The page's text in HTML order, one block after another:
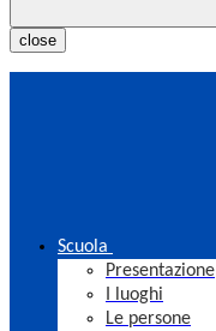
close
Scuola
Presentazione
I luoghi
Le persone